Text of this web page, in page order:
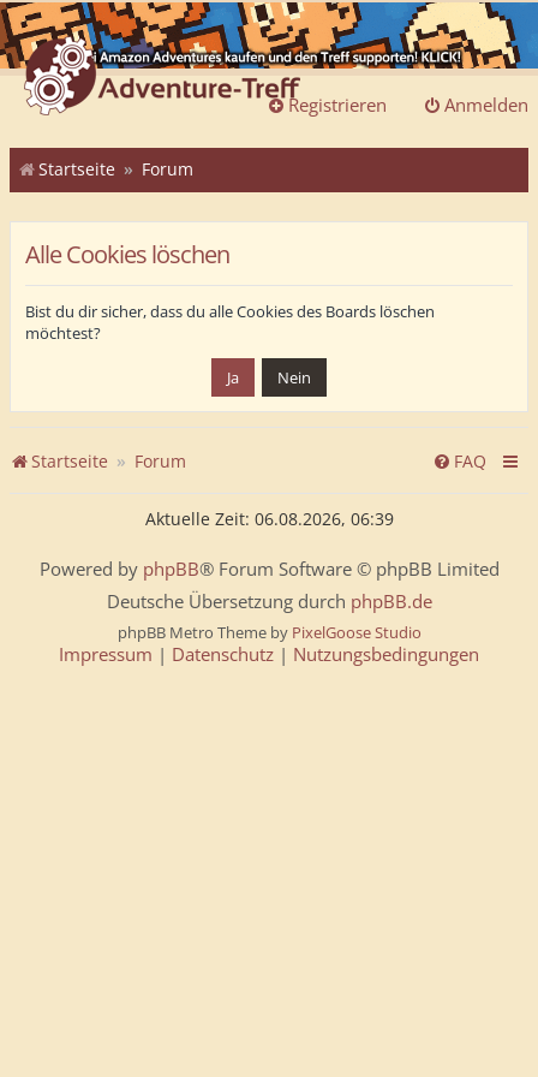
Anmelden
Registrieren
Startseite Forum
Alle Cookies löschen
Bist du dir sicher, dass du alle Cookies des Boards löschen
möchtest?
Startseite Forum FAQ
Aktuelle Zeit: 06.08.2026, 06:39
Powered by phpBB® Forum Software © phpBB Limited
Deutsche Übersetzung durch phpBB.de
phpBB Metro Theme by PixelGoose Studio
Impressum | Datenschutz | Nutzungsbedingungen